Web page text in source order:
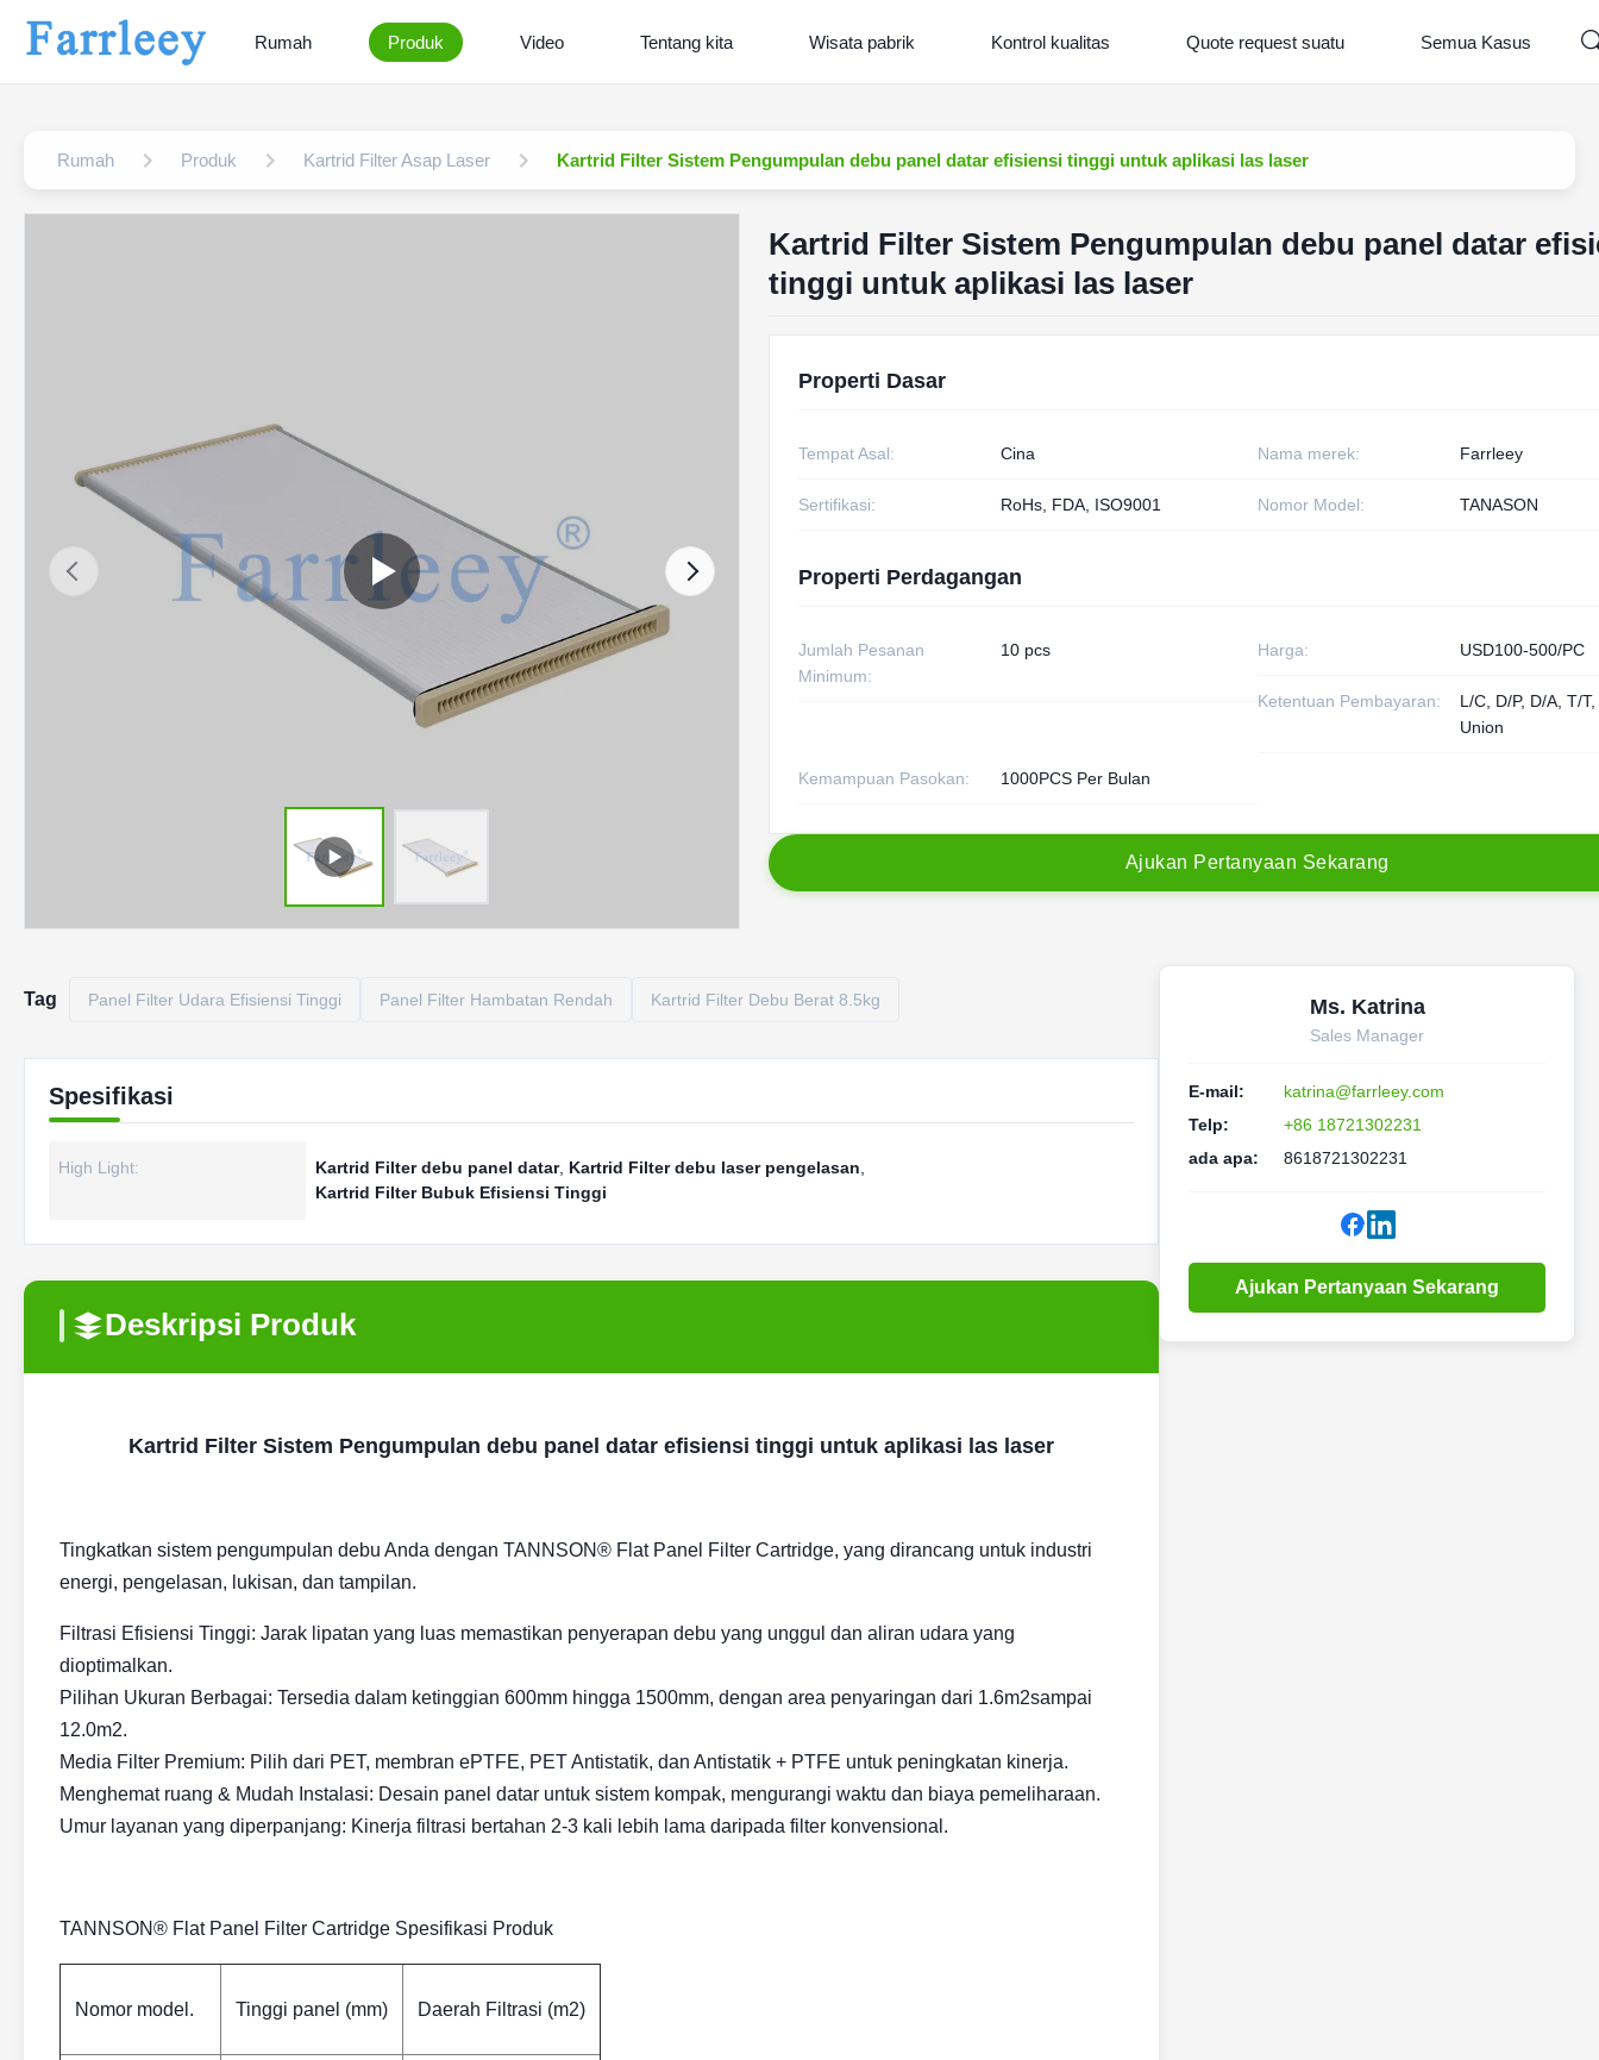
Rumah Produk Video Tentang kita Wisata pabrik Kontrol kualitas Quote request suatu Semua Kasus
Rumah Produk Kartrid Filter Asap Laser Kartrid Filter Sistem Pengumpulan debu panel datar efisiensi tinggi untuk aplikasi las laser
Kartrid Filter Sistem Pengumpulan debu panel datar
tinggi untuk aplikasi las laser
Properti Dasar
Tempat Asal: Cina Nama merek: Farrleey
Sertifikasi: RoHs, FDA, ISO9001 Nomor Model: TANASON
Properti Perdagangan
Jumlah Pesanan
Minimum:
10 pcs Harga: USD100-500/PC
Ketentuan Pembayaran:
L/C, D/P, D/A, T/
Union
Kemampuan Pasokan: 1000PCS Per Bulan
Ajukan Pertanyaan Sekarang
Tag Panel Filter Udara Efisiensi Tinggi Panel Filter Hambatan Rendah Kartrid Filter Debu Berat 8.5kg
Spesifikasi
High Light: Kartrid Filter debu panel datar, Kartrid Filter debu laser pengelasan
Kartrid Filter Bubuk Efisiensi Tinggi
Deskripsi Produk
Kartrid Filter Sistem Pengumpulan debu panel datar efisiensi tinggi untuk aplikasi las laser
Tingkatkan sistem pengumpulan debu Anda dengan TANNSON® Flat Panel Filter Cartridge, yang dirancang untuk industri
energi, pengelasan, lukisan, dan tampilan.
Filtrasi Efisiensi Tinggi: Jarak lipatan yang luas memastikan penyerapan debu yang unggul dan aliran udara yang
dioptimalkan.
Pilihan Ukuran Berbagai: Tersedia dalam ketinggian 600mm hingga 1500mm, dengan area penyaringan dari 1.6m2sampai
12.0m2.
Media Filter Premium: Pilih dari PET, membran ePTFE, PET Antistatik, dan Antistatik + PTFE untuk peningkatan kinerja.
Menghemat ruang & Mudah Instalasi: Desain panel datar untuk sistem kompak, mengurangi waktu dan biaya pemeliharaan.
Umur layanan yang diperpanjang: Kinerja filtrasi bertahan 2-3 kali lebih lama daripada filter konvensional.
TANNSON® Flat Panel Filter Cartridge Spesifikasi Produk
Nomor model. Tinggi panel (mm) Daerah Filtrasi (m2)
Ms. Katrina
Sales Manager
E-mail:
katrina@farrleey.com
Telp:
+86 18721302231
ada apa:
8618721302231
Ajukan Pertanyaan Sekarang